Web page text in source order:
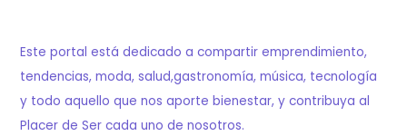
Este portal está dedicado a compartir emprendimiento,
tendencias, moda, salud,gastronomía, música, tecnología
y todo aquello que nos aporte bienestar, y contribuya al
Placer de Ser cada uno de nosotros.